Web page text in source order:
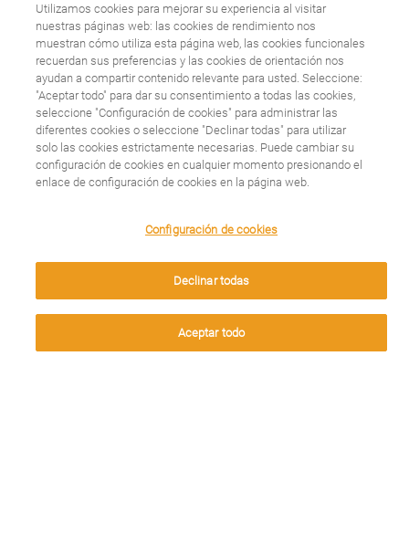
Encuentro Nacional de
Pacientes
Leer más
Madrid acoge el VI
Congreso de
Organizaciones de
Utilizamos cookies para mejorar su experiencia al visitar
nuestras páginas web: las cookies de rendimiento nos
muestran cómo utiliza esta página web, las cookies funcionales
recuerdan sus preferencias y las cookies de orientación nos
ayudan a compartir contenido relevante para usted. Seleccione:
"Aceptar todo" para dar su consentimiento a todas las cookies,
seleccione "Configuración de cookies" para administrar las
diferentes cookies o seleccione "Declinar todas" para utilizar
solo las cookies estrictamente necesarias. Puede cambiar su
configuración de cookies en cualquier momento presionando el
enlace de configuración de cookies en la página web.
Configuración de cookies
Declinar todas
Aceptar todo
We use cookies on this site to enhance your user
giving your consent for us to set cookies.
Aceptar